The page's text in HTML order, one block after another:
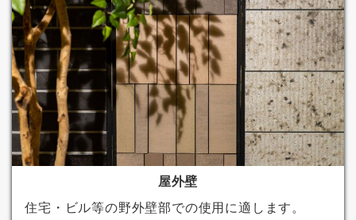
屋外壁
住宅・ビル等の野外壁部での使用に適します。